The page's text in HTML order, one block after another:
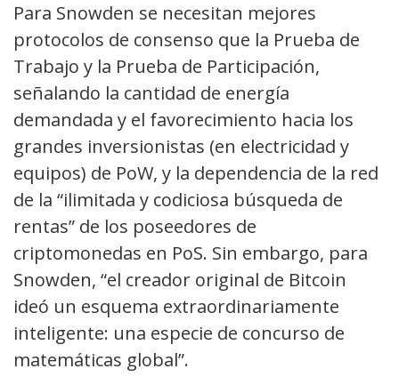
Para Snowden se necesitan mejores
protocolos de consenso que la Prueba de
Trabajo y la Prueba de Participación,
señalando la cantidad de energía
demandada y el favorecimiento hacia los
grandes inversionistas (en electricidad y
equipos) de PoW, y la dependencia de la red
de la “ilimitada y codiciosa búsqueda de
rentas” de los poseedores de
criptomonedas en PoS. Sin embargo, para
Snowden, “el creador original de Bitcoin
ideó un esquema extraordinariamente
inteligente: una especie de concurso de
matemáticas global”.